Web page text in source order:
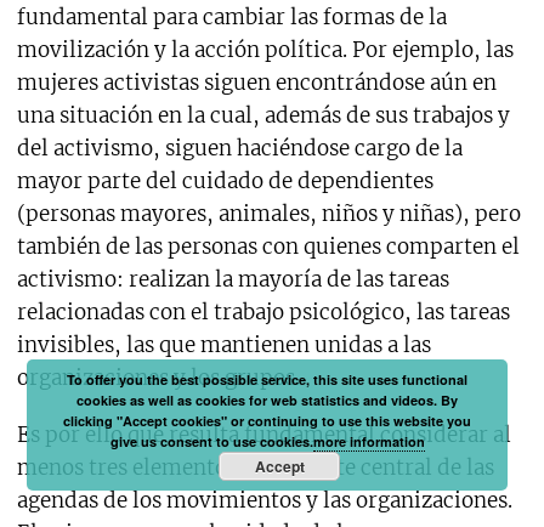
fundamental para cambiar las formas de la
movilización y la acción política. Por ejemplo, las
mujeres activistas siguen encontrándose aún en
una situación en la cual, además de sus trabajos y
del activismo, siguen haciéndose cargo de la
mayor parte del cuidado de dependientes
(personas mayores, animales, niños y niñas), pero
también de las personas con quienes comparten el
activismo: realizan la mayoría de las tareas
relacionadas con el trabajo psicológico, las tareas
invisibles, las que mantienen unidas a las
organizaciones y los grupos.
Es por ello que resulta fundamental considerar al
menos tres elementos como parte central de las
agendas de los movimientos y las organizaciones.
To offer you the best possible service, this site uses functional
cookies as well as cookies for web statistics and videos. By
clicking "Accept cookies" or continuing to use this website you
give us consent to use cookies.more information
Accept